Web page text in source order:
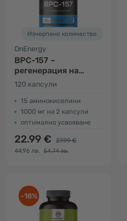
Изчерпано количество
OnEnergy
BPC-157 –
регенерация на
мускулите и ставите
120 капсули
15 аминокиселини
1000 мг на 2 капсули
оптимално усвояване
22.99 €
27.99 €
44.96 лв.
54.74 лв.
-18%